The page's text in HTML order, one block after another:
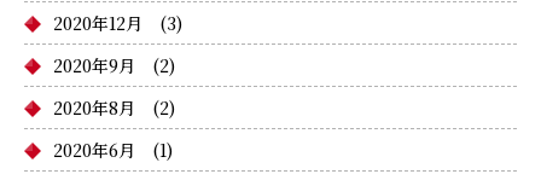
2020年12月
(3)
2020年9月
(2)
2020年8月
(2)
2020年6月
(1)